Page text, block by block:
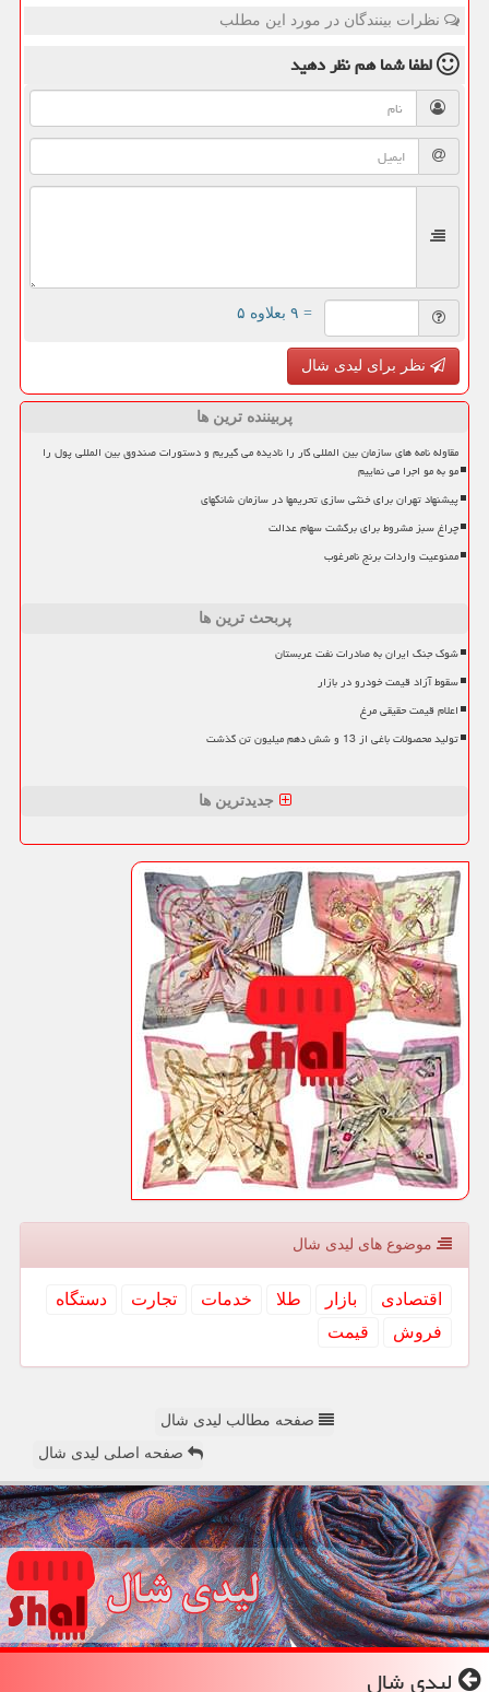
نظرات بینندگان در مورد این مطلب
لطفا شما همنظر دهید
= ۹ بعلاوه ۵
نظر برای لیدی شال
پربیننده ترین ها
مقاوله نامه های سازمان بین المللی کار را نادیده می گیریم و دستورات صندوق بین المللی پول را
مو به مو اجرا می نماییم
پیشنهاد تهران برای خنثی سازی تحریمها در سازمان شانگهای
چراغ سبز مشروط برای برگشت سهام عدالت
ممنوعیت واردات برنج نامرغوب
پربحث ترین ها
شوک جنگ ایران به صادرات نفت عربستان
سقوط آزاد قیمت خودرو در بازار
اعلام قیمت حقیقی مرغ
تولید محصولات باغی از 13 و شش دهم میلیون تن گذشت
جدیدترین ها
موضوع های لیدی شال
اقتصادی بازار طلا خدمات تجارت
دستگاه
فروش
قیمت
صفحه مطالب لیدی شال
صفحه اصلی لیدی شال
لیدی شال